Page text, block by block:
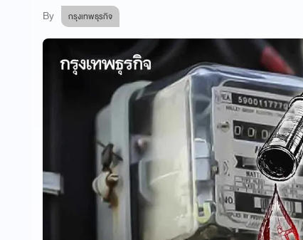
By กรุงเทพธุรกิจ